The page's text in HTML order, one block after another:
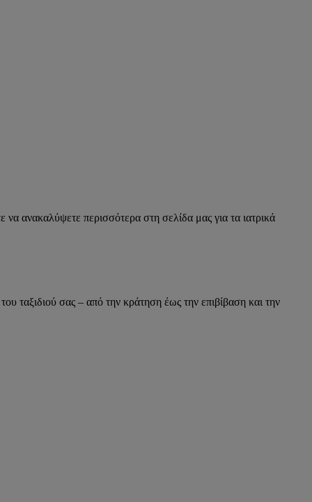
να ανακαλύψετε περισσότερα στη σελίδα μας για τα ιατρικά
ταξιδιού σας – από την κράτηση έως την επιβίβαση και την